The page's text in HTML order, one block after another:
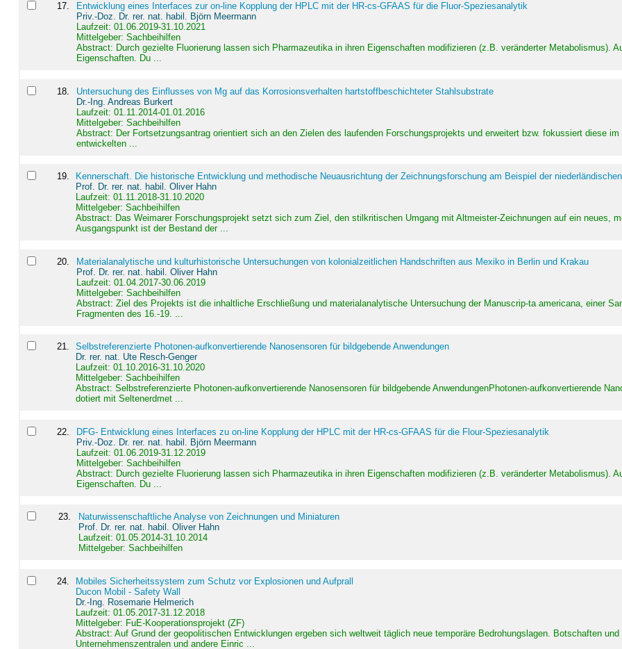
17.
Entwicklung eines Interfaces zur on-line Kopplung der HPLC mit der HR-cs-GFAAS für die Fluor-Speziesanalytik
Priv.-Doz. Dr. rer. nat. habil. Björn Meermann
Laufzeit: 01.06.2019-31.10.2021
Mittelgeber: Sachbeihilfen
Abstract: Durch gezielte Fluorierung lassen sich Pharmazeutika in ihren Eigenschaften modifizieren (z.B. veränderter Metabolismus).
Eigenschaften. Du ...
18
Untersuchung des Einflusses von Mg auf das Korrosionsverhalten hartstoffbeschichteter Stahlsubstrate
Dr.-Ing. Andreas Burkert
Laufzeit: 01.11.2014-01.01.2016
Mittelgeber: Sachbeihilfen
Abstract: Der Fortsetzungsantrag orientiert sich an den Zielen des laufenden Forschungsprojekts und erweitert bzw. fokussiert diese
entwickelten ...
19.
Kennerschaft. Die historische Entwicklung und methodische Neuausrichtung der Zeichnungsforschung am Beispiel der
Prof. Dr. rer. nat. habil. Oliver Hahn
Laufzeit: 01.11.2018-31.10.2020
Mittelgeber: Sachbeihilfen
Abstract: Das Weimarer Forschungsprojekt setzt sich zum Ziel, den stilkritischen Umgang mit Altmeister-Zeichnungen auf ein neues,
Ausgangspunkt ist der Bestand der ...
20
Materialanalytische und kulturhistorische Untersuchungen von kolonialzeitlichen Handschriften aus Mexiko in Berlin und Krakau
Prof. Dr. rer. nat. habil. Oliver Hahn
Laufzeit: 01.04.2017-30.06.2019
Mittelgeber: Sachbeihilfen
Abstract: Ziel des Projekts ist die inhaltliche Erschließung und materialanalytische Untersuchung der Manuscrip-ta americana, einer
Fragmenten des 16.-19. ...
21.
Selbstreferenzierte Photonen-aufkonvertierende Nanosensoren für bildgebende Anwendungen
Dr. rer. nat. Ute Resch-Genger
Laufzeit: 01.10.2016-31.10.2020
Mittelgeber: Sachbeihilfen
Abstract:Selbstreferenzierte Photonen-aufkonvertierende Nanosensoren für bildgebende AnwendungenPhotonen-aufkonvertierende
dotiert mit Seltenerdmet ...
22
DFG- Entwicklung eines Interfaces zu on-line Kopplung der HPLC mit der HR-cs-GFAAS für die Flour-Speziesanalytik
Priv.-Doz. Dr. rer. nat. habil. Björn Meermann
Laufzeit: 01.06.2019-31.12.2019
Mittelgeber: Sachbeihilfen
Abstract: Durch gezielte Fluorierung lassen sich Pharmazeutika in ihren Eigenschaften modifizieren (z.B. veränderter Metabolismus).
Eigenschaften. Du ...
23.
Naturwissenschaftliche Analyse von Zeichnungen und Miniaturen
Prof. Dr. rer. nat. habil. Oliver Hahn
Laufzeit: 01.05.2014-31.10.2014
Mittelgeber: Sachbeihilfen
24.
Mobiles Sicherheitssystem zum Schutz vor Explosionen und Aufprall
Ducon Mobil - Safety Wall
Dr.-Ing. Rosemarie Helmerich
Laufzeit: 01.05.2017-31.12.2018
Mittelgeber: FuE-Kooperationsprojekt (ZF)
Abstract:Auf Grund der geopolitischen Entwicklungen ergeben sich weltweit täglich neue temporäre Bedrohungslagen. Botschaften
Unternehmenszentralen und andere Einric ...